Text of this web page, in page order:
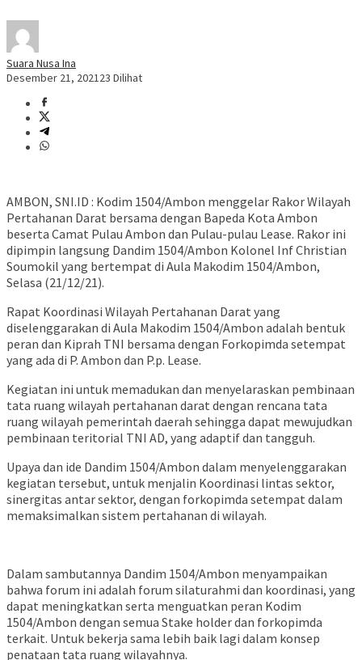
Suara Nusa Ina
Desember 21, 202123 Dilihat
AMBON, SNI.ID : Kodim 1504/Ambon menggelar Rakor Wilayah
Pertahanan Darat bersama dengan Bapeda Kota Ambon
beserta Camat Pulau Ambon dan Pulau-pulau Lease. Rakor ini
dipimpin langsung Dandim 1504/Ambon Kolonel Inf Christian
Soumokil yang bertempat di Aula Makodim 1504/Ambon,
Selasa (21/12/21).
Rapat Koordinasi Wilayah Pertahanan Darat yang
diselenggarakan di Aula Makodim 1504/Ambon adalah bentuk
peran dan Kiprah TNI bersama dengan Forkopimda setempat
yang ada di P. Ambon dan P.p. Lease.
Kegiatan ini untuk memadukan dan menyelaraskan pembinaan
tata ruang wilayah pertahanan darat dengan rencana tata
ruang wilayah pemerintah daerah sehingga dapat mewujudkan
pembinaan teritorial TNI AD, yang adaptif dan tangguh.
Upaya dan ide Dandim 1504/Ambon dalam menyelenggarakan
kegiatan tersebut, untuk menjalin Koordinasi lintas sektor,
sinergitas antar sektor, dengan forkopimda setempat dalam
memaksimalkan sistem pertahanan di wilayah.
Dalam sambutannya Dandim 1504/Ambon menyampaikan
bahwa forum ini adalah forum silaturahmi dan koordinasi, yang
dapat meningkatkan serta menguatkan peran Kodim
1504/Ambon dengan semua Stake holder dan forkopimda
terkait. Untuk bekerja sama lebih baik lagi dalam konsep
penataan tata ruang wilayahnya.